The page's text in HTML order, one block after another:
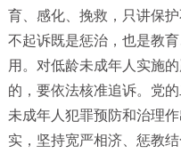
育、感化、挽救，只讲保
不起诉既是惩治，也是教
用。对低龄未成年人实施
的，要依法核准追诉。党
未成年人犯罪预防和治理
实，坚持宽严相济、惩教结